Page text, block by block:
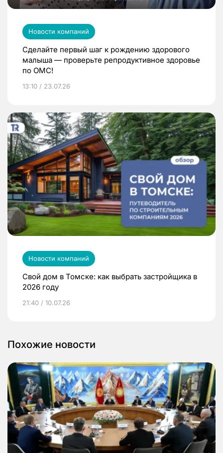
Новости компаний
Сделайте первый шаг к рождению здорового
малыша — проверьте репродуктивное здоровье
по ОМС!
13:10 / 23.07.26
Новости компаний
Свой дом в Томске: как выбрать застройщика в
2026 году
21:40 / 10.07.26
Похожие новости